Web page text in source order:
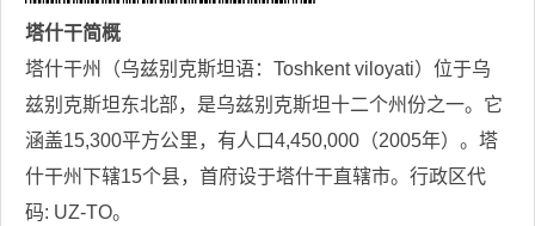
塔什干简概
塔什干州（乌兹别克斯坦语：Toshkent viloyati）位于乌
兹别克斯坦东北部，是乌兹别克斯坦十二个州份之一。它
涵盖15,300平方公里，有人口4,450,000（2005年）。塔
什干州下辖15个县，首府设于塔什干直辖市。行政区代
码: UZ-TO。